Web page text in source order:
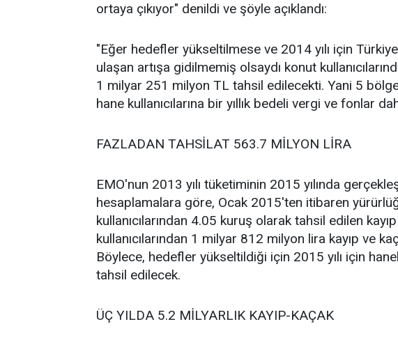
ortaya çıkıyor" denildi ve şöyle açıklandı:
"Eğer hedefler yükseltilmese ve 2014 yılı için
ulaşan artışa gidilmemiş olsaydı konut
1 milyar 251 milyon TL tahsil edilecekti. Yani 5 bölge
hane kullanıcılarına bir yıllık bedeli vergi ve fonlar
FAZLADAN TAHSİLAT 563.7 MİLYON LİRA
EMO'nun 2013 yılı tüketiminin 2015 yılında
hesaplamalara göre, Ocak 2015'ten itibaren
kullanıcılarından 4.05 kuruş olarak tahsil edilen
kullanıcılarından 1 milyar 812 milyon lira kayıp ve
Böylece, hedefler yükseltildiği için 2015 yılı için
tahsil edilecek.
ÜÇ YILDA 5.2 MİLYARLIK KAYIP-KAÇAK